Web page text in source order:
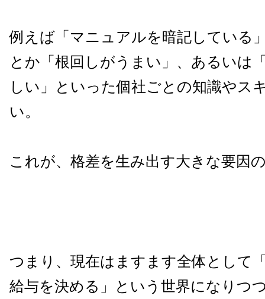
例えば「マニュアルを暗記している
とか「根回しがうまい」、あるいは
しい」といった個社ごとの知識やス
い。
これが、格差を生み出す大きな要因
つまり、現在はますます全体として
給与を決める」という世界になりつ